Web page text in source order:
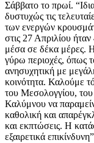
Σάββατο το πρωί.
δυστυχώς τις
των ενεργών
στις 27 Απριλίου
μέσα σε δέκα μέρες.
γύρω περιοχές, όπως
ανησυχητική με
κοινότητα. Καλούμε
του Μεσολογγίου, του
Καλύμνου να
καθολική και
και εκπτώσεις. Η
εξαιρετικά